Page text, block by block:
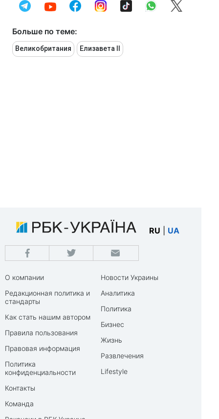
Больше по теме:
Великобритания Елизавета II
RU UA
О компании
Редакционная политика и
стандарты
Как стать нашим автором
Правила пользования
Правовая информация
Политика
конфиденциальности
Контакты
Команда
Новости Украины
Аналитика
Политика
Бизнес
Жизнь
Развлечения
Lifestyle